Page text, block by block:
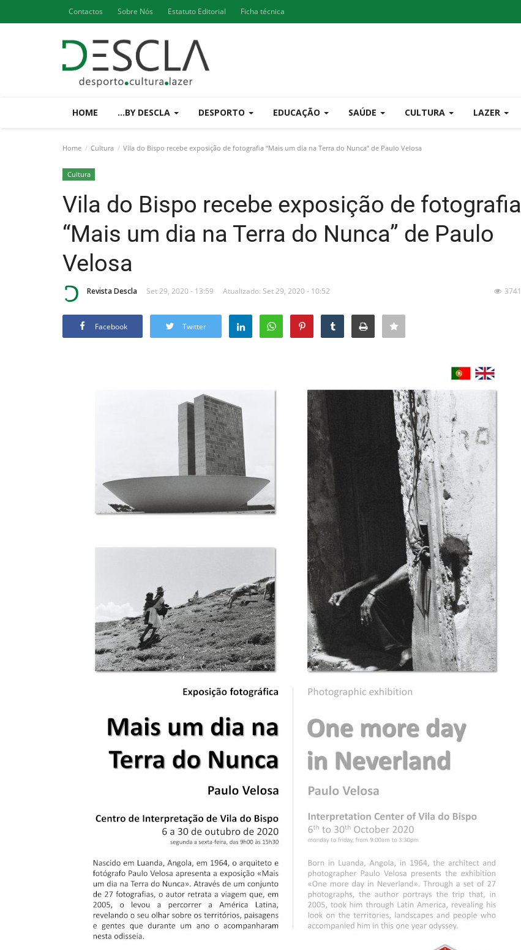
Contactos Sobre Nós Estatuto Editorial Ficha técnica
HOME ...BY DESCLA DESPORTO EDUCAÇÃO SAÚDE CULTURA LAZER
Home Cultura Vila do Bispo recebe exposição de fotografia “Mais um dia na Terra do Nunca” de Paulo Velosa
Cultura
Vila do Bispo recebe exposição de fotografia
“Mais um dia na Terra do Nunca” de Paulo
Velosa
Revista Descla Set 29, 2020 - 13:59 Atualizado: Set 29, 2020 - 10:52 3741
Facebook Twitter